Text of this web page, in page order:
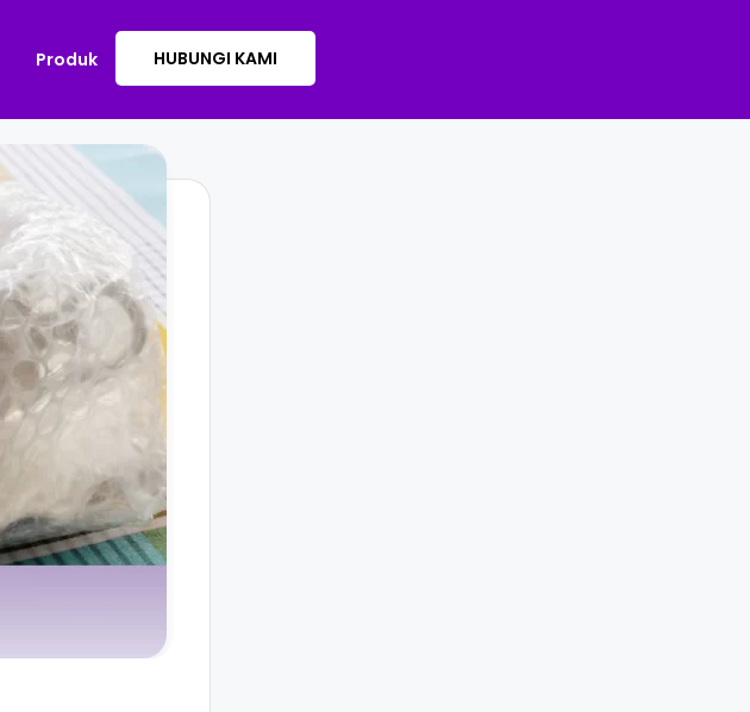
Produk HUBUNGI KAMI